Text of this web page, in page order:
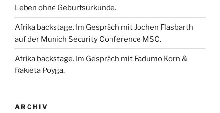
Leben ohne Geburtsurkunde.
Afrika backstage. Im Gespräch mit Jochen Flasbarth
auf der Munich Security Conference MSC.
Afrika backstage. Im Gespräch mit Fadumo Korn &
Rakieta Poyga.
ARCHIV